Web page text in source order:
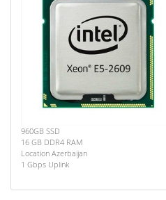
960GB SSD
16 GB DDR4 RAM
Location Azerbaijan
1 Gbps Uplink